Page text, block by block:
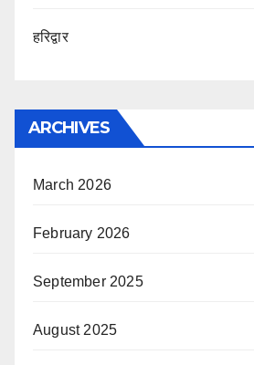
हरिद्वार
ARCHIVES
March 2026
February 2026
September 2025
August 2025